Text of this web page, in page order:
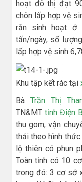
hoạt đô thị đạt
chôn lấp hợp vệ
rắn sinh hoạt ở
tấn/ngày, số
lấp hợp vệ sinh
Khu tập kết rác tại
BàTrần Thị
TN&MTtỉnh Điện
thu gom, vận
thải theo hình
lộ thiên có phun
Toàn tỉnh có 10
trong đó: 3 cơ sở